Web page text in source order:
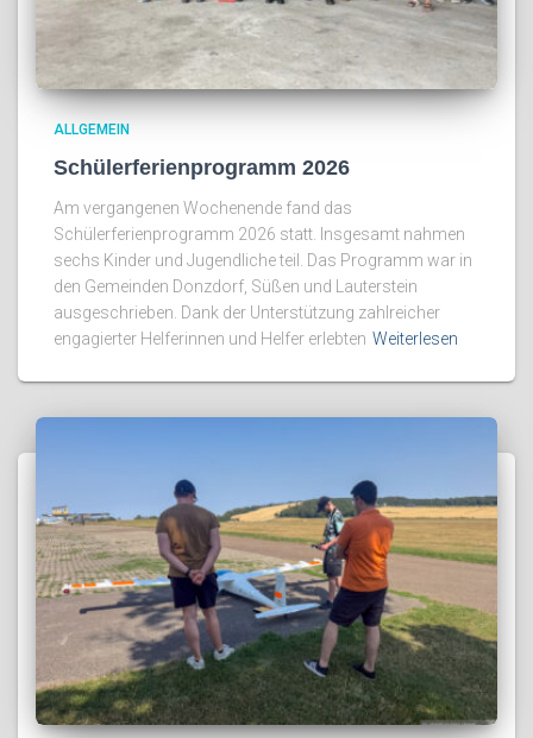
ALLGEMEIN
Schülerferienprogramm 2026
Am vergangenen Wochenende fand das
Schülerferienprogramm 2026 statt. Insgesamt nahmen
sechs Kinder und Jugendliche teil. Das Programm war in
den Gemeinden Donzdorf, Süßen und Lauterstein
ausgeschrieben. Dank der Unterstützung zahlreicher
engagierter Helferinnen und Helfer erlebten Weiterlesen